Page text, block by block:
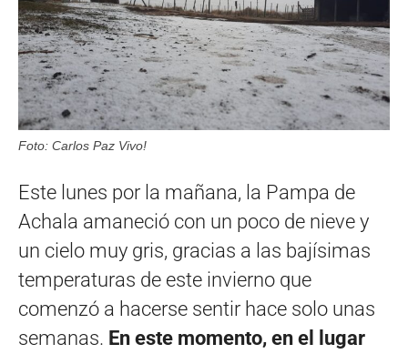
Foto: Carlos Paz Vivo!
Este lunes por la mañana, la Pampa de
Achala amaneció con un poco de nieve y
un cielo muy gris, gracias a las bajísimas
temperaturas de este invierno que
comenzó a hacerse sentir hace solo unas
semanas. En este momento, en el lugar